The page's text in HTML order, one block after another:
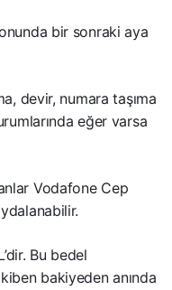
bir sonraki aya
devir, numara taşıma
eğer varsa
Vodafone Cep
Bu bedel
bakiyeden anında